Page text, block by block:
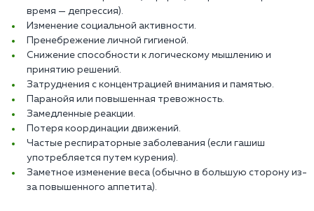
время — депрессия).
Изменение социальной активности.
Пренебрежение личной гигиеной.
Снижение способности к логическому мышлению и
принятию решений.
Затруднения с концентрацией внимания и памятью.
Паранойя или повышенная тревожность.
Замедленные реакции.
Потеря координации движений.
Частые респираторные заболевания (если гашиш
употребляется путем курения).
Заметное изменение веса (обычно в большую сторону из-
за повышенного аппетита).